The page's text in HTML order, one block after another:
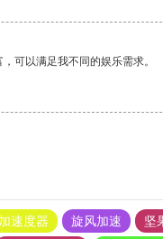
可以满足我不同的娱乐需求。
速度器 旋风加速 坚